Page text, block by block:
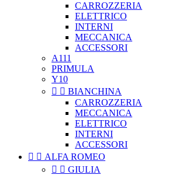
CARROZZERIA
ELETTRICO
INTERNI
MECCANICA
ACCESSORI
A111
PRIMULA
Y10
  BIANCHINA
CARROZZERIA
MECCANICA
ELETTRICO
INTERNI
ACCESSORI
  ALFA ROMEO
  GIULIA